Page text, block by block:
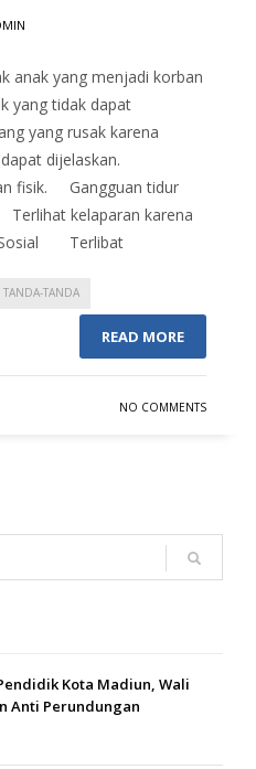
anak yang menjadi korban
tidak dapat
yang rusak karena
dijelaskan.
fisik. Gangguan tidur
kelaparan karena
Terlibat
TANDA-TANDA
READ MORE
NO COMMENTS
Kota Madiun, Wali
Anti Perundungan